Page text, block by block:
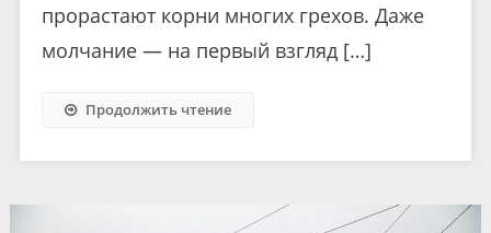
прорастают корни многих грехов. Даже
молчание — на первый взгляд […]
Продолжить чтение